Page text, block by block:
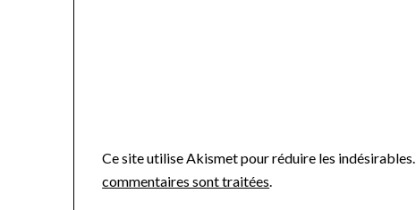
Ce site utilise Akismet pour réduire les indésirables.
commentaires sont traitées.